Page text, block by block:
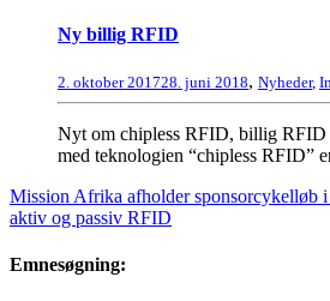
Ny billig RFID
2. oktober 201728. juni 2018, Nyheder,
Nyt om chipless RFID, billig
med teknologien “chipless RFID”
Mission Afrika afholder sponsorcykelløb
aktiv og passiv RFID
Emnesøgning: